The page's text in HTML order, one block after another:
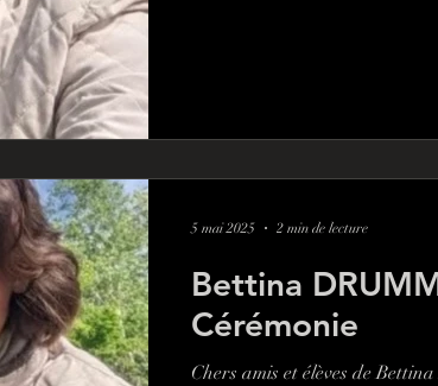
Bettina
Cérémonie
Chers amis et élèves de
5 mai 2025 2 min de lecture